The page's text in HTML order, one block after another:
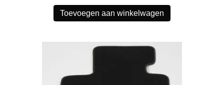
Toevoegen aan winkelwagen